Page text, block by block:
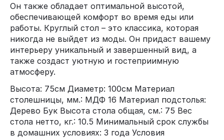
Он также обладает оптимальной высотой,
обеспечивающей комфорт во время еды или
работы. Круглый стол – это классика, которая
никогда не выйдет из моды. Он придаст вашему
интерьеру уникальный и завершенный вид, а
также создаст уютную и гостеприимную
атмосферу.
Высота: 75см Диаметр: 100см Материал
столешницы, мм.: МДФ 16 Материал подстолья:
Дерево Бук Высота стола общая, см.: 75 Вес
стола нетто, кг.: 10.5 Минимальный срок службы
в домашних условиях: 3 года Условия